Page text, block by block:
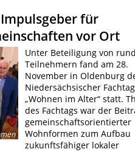
für
vor Ort
Unter Beteiligung von
Teilnehmern fand am 28.
November in Oldenburg
Niedersächsischer Fachtag
„Wohnen im Alter“ statt.
des Fachtags war der
gemeinschaftsorientierter
Wohnformen zum Aufbau
zukunftsfähiger lokaler